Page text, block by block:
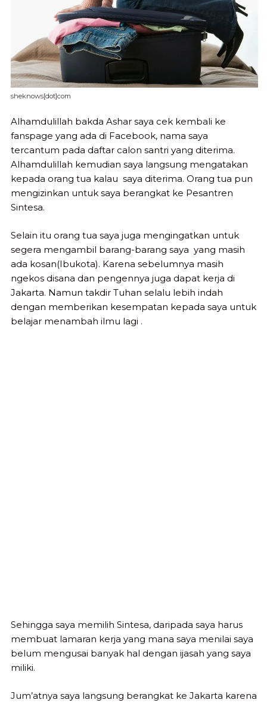
sheknows[dot]com
Alhamdulillah bakda Ashar saya cek kembali ke
fanspage yang ada di Facebook, nama saya
tercantum pada daftar calon santri yang diterima.
Alhamdulillah kemudian saya langsung mengatakan
kepada orang tua kalau saya diterima. Orang tua pun
mengizinkan untuk saya berangkat ke Pesantren
Sintesa.
Selain itu orang tua saya juga mengingatkan untuk
segera mengambil barang-barang saya yang masih
ada kosan(Ibukota). Karena sebelumnya masih
ngekos disana dan pengennya juga dapat kerja di
Jakarta. Namun takdir Tuhan selalu lebih indah
dengan memberikan kesempatan kepada saya untuk
belajar menambah ilmu lagi .
Sehingga saya memilih Sintesa, daripada saya harus
membuat lamaran kerja yang mana saya menilai saya
belum mengusai banyak hal dengan ijasah yang saya
miliki.
Jum’atnya saya langsung berangkat ke Jakarta karena